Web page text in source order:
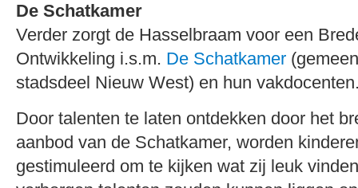
De Schatkamer
Verder zorgt de Hasselbraam voor een
Ontwikkeling i.s.m. De Schatkamer
stadsdeel Nieuw West) en hun
Door talenten te laten ontdekken door het
aanbod van de Schatkamer, worden
gestimuleerd om te kijken wat zij leuk